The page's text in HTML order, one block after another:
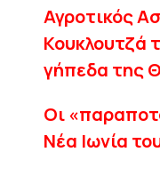
Αγροτικός
Κουκλουτζά
γήπεδα της
Οι
Νέα Ιωνία